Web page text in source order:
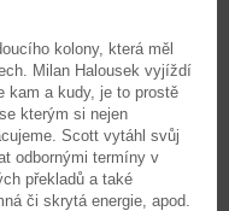
kolony, která měl
Milan Halousek vyjíždí
kam a kudy, je to prostě
kterým si nejen
Scott vytáhl svůj
odbornými termíny v
překladů a také
či skrytá energie, apod.